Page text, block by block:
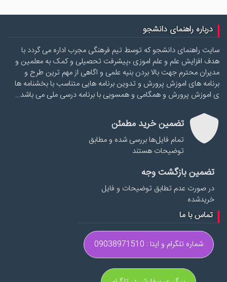
درباره راهنمای دانشجو
سایت راهنمای دانشجو که توسط تیم فرهنگی مجرب اداره می گردد با
هدف افزایش علم و علم اموزی ،پیشرفت تحصیلی و کمک به معلمین و
مدیران محترم جهت بالا بردن بنیه علمی و اگاهی از مهم ترین طرح و
برنامه های اموزش پرورش و تدوین برنامه هایی متناسب با بخشنامه ها
ی اموزش پرورش و همگامی و همسویی با برنامه درسی ملی می باشد…
تضمین خرید مطمئن
تمام فایل‌ها بررسی شده و مطابق
توضیحات هستند
تضمین بازگشت وجه
در صورت عدم تطابق توضیحات و فایل
خریدشده
تماس با ما
شماره تلگرام و ایتا : 09038971510